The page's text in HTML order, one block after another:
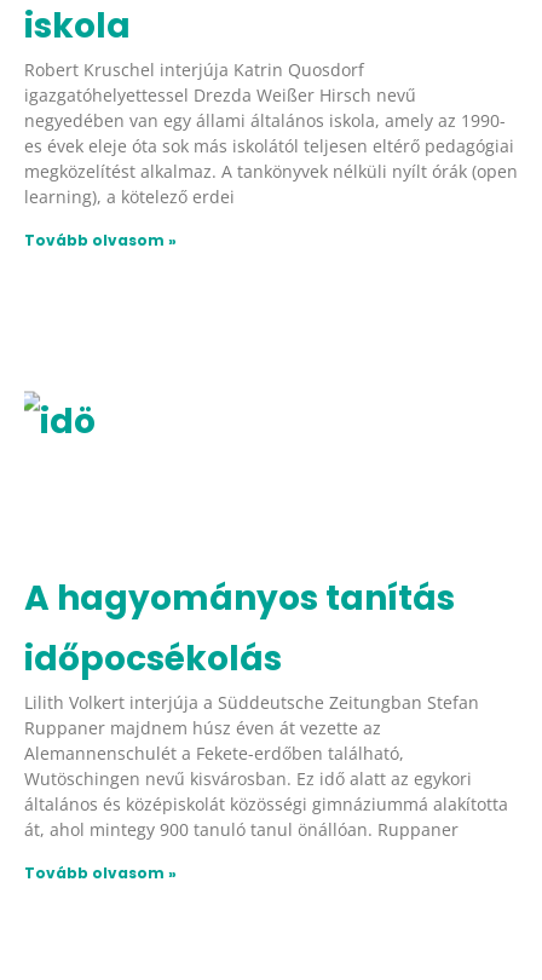
iskola
Robert Kruschel interjúja Katrin Quosdorf
igazgatóhelyettessel Drezda Weißer Hirsch nevű
negyedében van egy állami általános iskola, amely az 1990-
es évek eleje óta sok más iskolától teljesen eltérő pedagógiai
megközelítést alkalmaz. A tankönyvek nélküli nyílt órák (open
learning), a kötelező erdei
Tovább olvasom »
A hagyományos tanítás
időpocsékolás
Lilith Volkert interjúja a Süddeutsche Zeitungban Stefan
Ruppaner majdnem húsz éven át vezette az
Alemannenschulét a Fekete-erdőben található,
Wutöschingen nevű kisvárosban. Ez idő alatt az egykori
általános és középiskolát közösségi gimnáziummá alakította
át, ahol mintegy 900 tanuló tanul önállóan. Ruppaner
Tovább olvasom »